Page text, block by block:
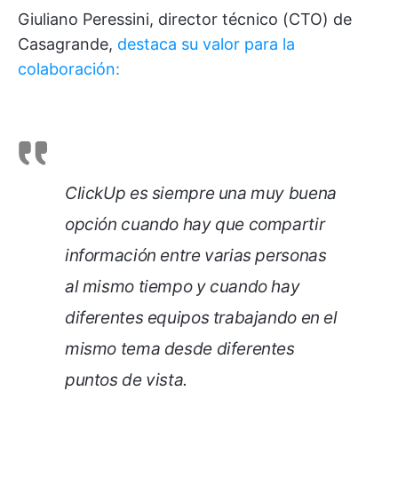
Giuliano Peressini, director técnico (CTO) de
Casagrande, destaca su valor para la
colaboración:
ClickUp es siempre una muy buena
opción cuando hay que compartir
información entre varias personas
al mismo tiempo y cuando hay
diferentes equipos trabajando en el
mismo tema desde diferentes
puntos de vista.